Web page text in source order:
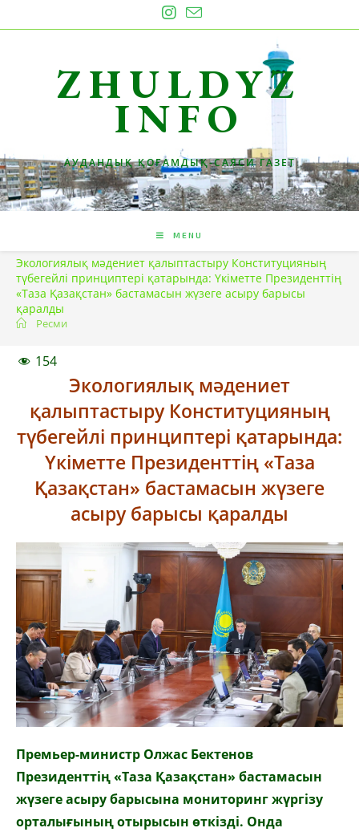
to
ZHULDYZ
INFO
АУДАНДЫҚ ҚОҒАМДЫҚ-САЯСИ ГАЗЕТ
MENU
Экологиялық мәдениет қалыптастыру Конституцияның
түбегейлі принциптері қатарында: Үкіметте Президенттің
«Таза Қазақстан» бастамасын жүзеге асыру барысы
қаралды
Ресми
154
Экологиялық мәдениет
қалыптастыру Конституцияның
түбегейлі принциптері қатарында:
Үкіметте Президенттің «Таза
Қазақстан» бастамасын жүзеге
асыру барысы қаралды
Премьер-министр Олжас Бектенов
Президенттің «Таза Қазақстан» бастамасын
жүзеге асыру барысына мониторинг жүргізу
орталығының отырысын өткізді. Онда